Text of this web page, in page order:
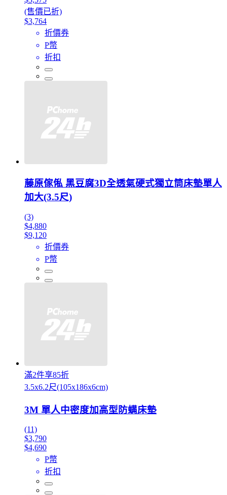
(售價已折)
$3,764
折價券
P幣
折扣
藤原傢俬 黑豆腐3D全透氣硬式獨立筒床墊單人
加大(3.5尺)
(3)
$4,880
$9,120
折價券
P幣
滿2件享85折
3.5x6.2尺(105x186x6cm)
3M 單人中密度加高型防螨床墊
(11)
$3,790
$4,690
P幣
折扣